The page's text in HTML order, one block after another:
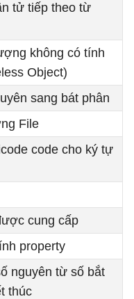
tử tiếp theo từ
không có tính
Object)
sang bát phân
File
code cho ký tự
cung cấp
property
nguyên từ số bắt
thúc